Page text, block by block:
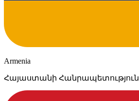
Armenia
Հայաստանի Հանրապետություն